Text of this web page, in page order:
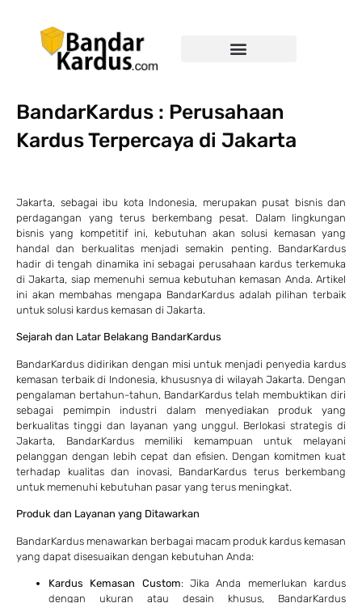
BandarKardus : Perusahaan
Kardus Terpercaya di Jakarta
Jakarta, sebagai ibu kota Indonesia, merupakan pusat bisnis dan
perdagangan yang terus berkembang pesat. Dalam lingkungan
bisnis yang kompetitif ini, kebutuhan akan solusi kemasan yang
handal dan berkualitas menjadi semakin penting. BandarKardus
hadir di tengah dinamika ini sebagai perusahaan kardus terkemuka
di Jakarta, siap memenuhi semua kebutuhan kemasan Anda. Artikel
ini akan membahas mengapa BandarKardus adalah pilihan terbaik
untuk solusi kardus kemasan di Jakarta.
Sejarah dan Latar Belakang BandarKardus
BandarKardus didirikan dengan misi untuk menjadi penyedia kardus
kemasan terbaik di Indonesia, khususnya di wilayah Jakarta. Dengan
pengalaman bertahun-tahun, BandarKardus telah membuktikan diri
sebagai pemimpin industri dalam menyediakan produk yang
berkualitas tinggi dan layanan yang unggul. Berlokasi strategis di
Jakarta, BandarKardus memiliki kemampuan untuk melayani
pelanggan dengan lebih cepat dan efisien. Dengan komitmen kuat
terhadap kualitas dan inovasi, BandarKardus terus berkembang
untuk memenuhi kebutuhan pasar yang terus meningkat.
Produk dan Layanan yang Ditawarkan
BandarKardus menawarkan berbagai macam produk kardus kemasan
yang dapat disesuaikan dengan kebutuhan Anda:
Kardus Kemasan Custom: Jika Anda memerlukan kardus
dengan ukuran atau desain khusus, BandarKardus